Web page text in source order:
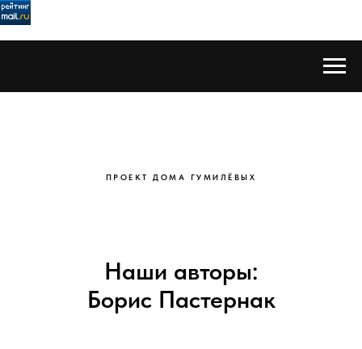
ПРОЕКТ ДОМА ГУМИЛЁВЫХ
Наши авторы:
Борис Пастернак